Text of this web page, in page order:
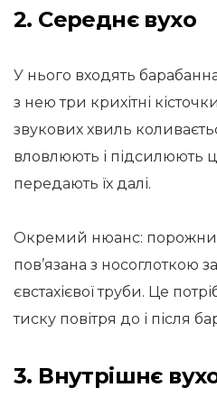
2. Середнє вухо
У нього входять
з нею три крихітні
звукових хвиль
вловлюють і підсилюють
передають їх далі.
Окремий нюанс:
пов’язана з носоглоткою
євстахієвої труби. Це
тиску повітря до і після
3. Внутрішнє